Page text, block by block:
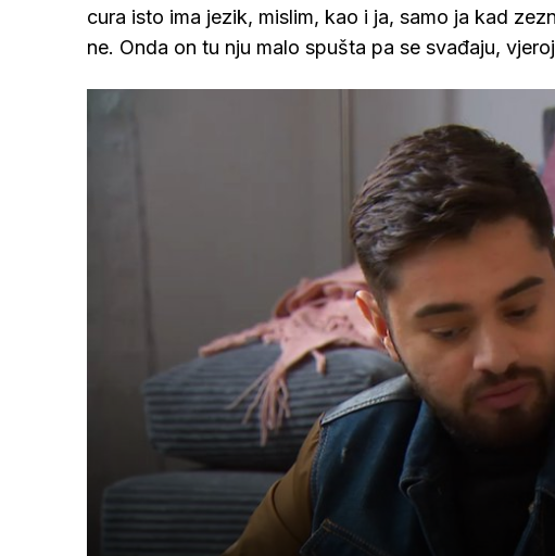
cura isto ima jezik, mislim, kao i ja, samo ja kad
ne. Onda on tu nju malo spušta pa se svađaju,